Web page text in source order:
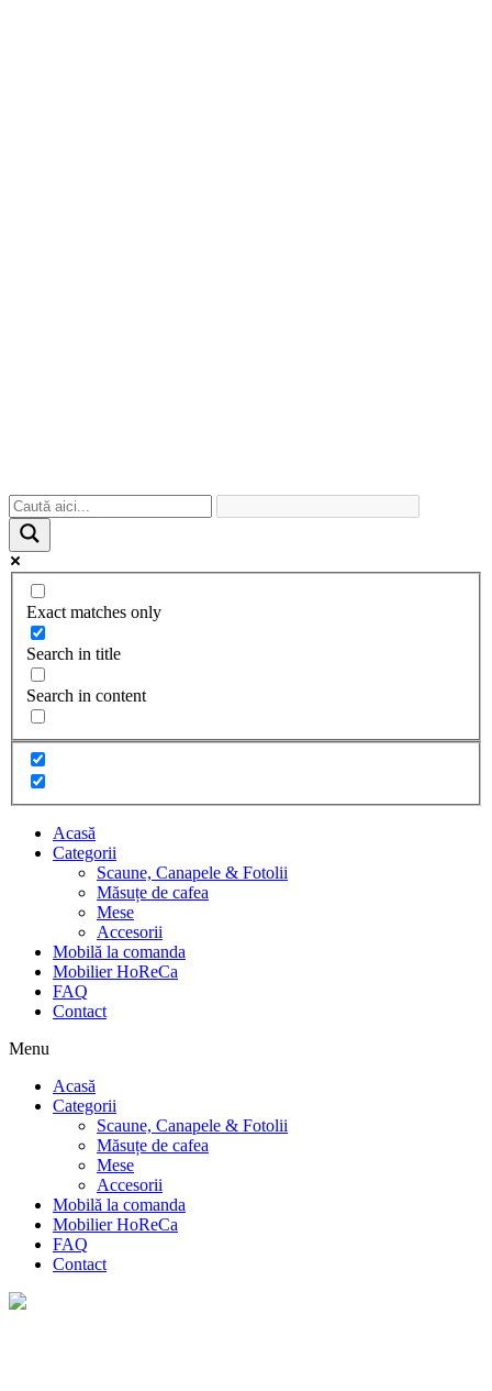
Exact matches only
Search in title
Search in content
Acasă
Categorii
Scaune, Canapele & Fotolii
Măsuțe de cafea
Mese
Accesorii
Mobilă la comanda
Mobilier HoReCa
FAQ
Contact
Menu
Acasă
Categorii
Scaune, Canapele & Fotolii
Măsuțe de cafea
Mese
Accesorii
Mobilă la comanda
Mobilier HoReCa
FAQ
Contact